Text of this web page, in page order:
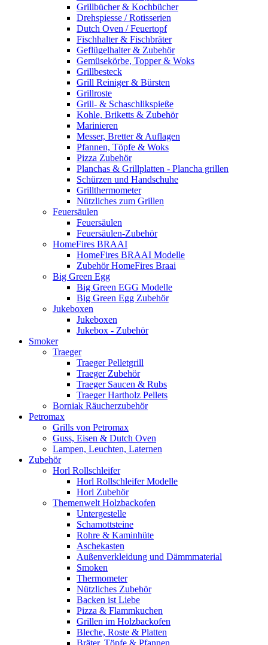
Grillbücher & Kochbücher
Drehspiesse / Rotisserien
Dutch Oven / Feuertopf
Fischhalter & Fischbräter
Geflügelhalter & Zubehör
Gemüsekörbe, Topper & Woks
Grillbesteck
Grill Reiniger & Bürsten
Grillroste
Grill- & Schaschlikspieße
Kohle, Briketts & Zubehör
Marinieren
Messer, Bretter & Auflagen
Pfannen, Töpfe & Woks
Pizza Zubehör
Planchas & Grillplatten - Plancha grillen
Schürzen und Handschuhe
Grillthermometer
Nützliches zum Grillen
Feuersäulen
Feuersäulen
Feuersäulen-Zubehör
HomeFires BRAAI
HomeFires BRAAI Modelle
Zubehör HomeFires Braai
Big Green Egg
Big Green EGG Modelle
Big Green Egg Zubehör
Jukeboxen
Jukeboxen
Jukebox - Zubehör
Smoker
Traeger
Traeger Pelletgrill
Traeger Zubehör
Traeger Saucen & Rubs
Traeger Hartholz Pellets
Borniak Räucherzubehör
Petromax
Grills von Petromax
Guss, Eisen & Dutch Oven
Lampen, Leuchten, Laternen
Zubehör
Horl Rollschleifer
Horl Rollschleifer Modelle
Horl Zubehör
Themenwelt Holzbackofen
Untergestelle
Schamottsteine
Rohre & Kaminhüte
Aschekasten
Außenverkleidung und Dämmmaterial
Smoken
Thermometer
Nützliches Zubehör
Backen ist Liebe
Pizza & Flammkuchen
Grillen im Holzbackofen
Bleche, Roste & Platten
Bräter, Töpfe & Pfannen